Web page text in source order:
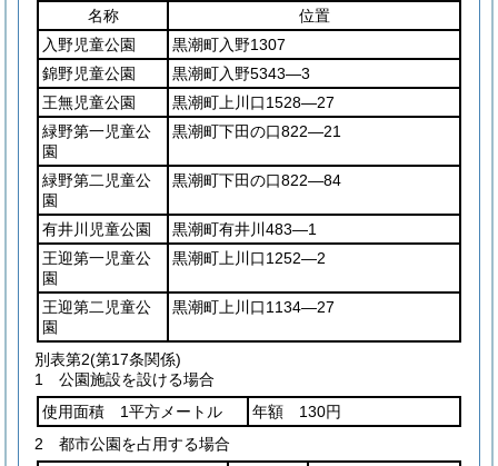
名称
位置
入野児童公園
黒潮町入野1307
錦野児童公園
黒潮町入野5343―3
王無児童公園
黒潮町上川口1528―27
緑野第一児童公
園
黒潮町下田の口822―21
緑野第二児童公
園
黒潮町下田の口822―84
有井川児童公園
黒潮町有井川483―1
王迎第一児童公
園
黒潮町上川口1252―2
王迎第二児童公
園
黒潮町上川口1134―27
別表第2(第17条関係)
1 公園施設を設ける場合
使用面積 1平方メートル
年額 130円
2 都市公園を占用する場合